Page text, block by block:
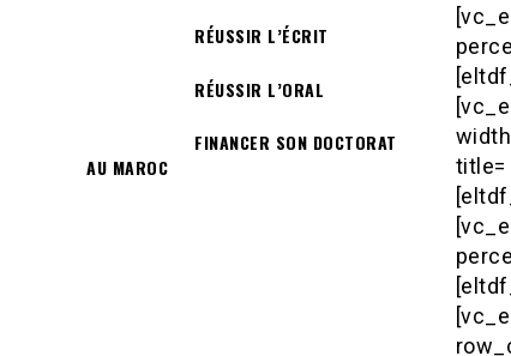
title=
RÉUSSIR L’ÉCRIT
RÉUSSIR L’ORAL
FINANCER SON DOCTORAT
AU MAROC